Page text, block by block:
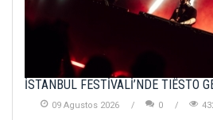
İSTANBUL FESTİVALİ’NDE TIËSTO
09 Agustos 2026 0